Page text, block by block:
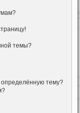
темы?
определённую тему?